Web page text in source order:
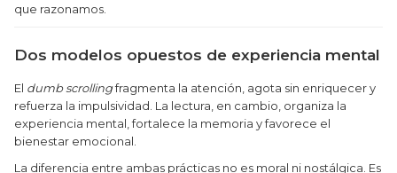
que razonamos.
Dos modelos opuestos de experiencia mental
El dumb scrollingfragmenta la atención, agota sin enriquecer y
refuerza la impulsividad. La lectura, en cambio, organiza la
experiencia mental, fortalece la memoria y favorece el
bienestar emocional.
La diferencia entre ambas prácticas no es moral ni nostálgica. Es